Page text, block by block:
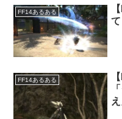
FF14あるある
FF14あるある